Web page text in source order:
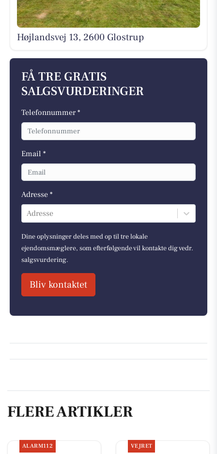
Højlandsvej 13, 2600 Glostrup
FÅ TRE GRATIS
SALGSVURDERINGER
Telefonnummer *
Email *
Adresse *
Adresse
Dine oplysninger deles med op til tre lokale
ejendomsmæglere, som efterfølgende vil kontakte dig vedr.
salgsvurdering.
Bliv kontaktet
FLERE ARTIKLER
ALARM112 VEJRET